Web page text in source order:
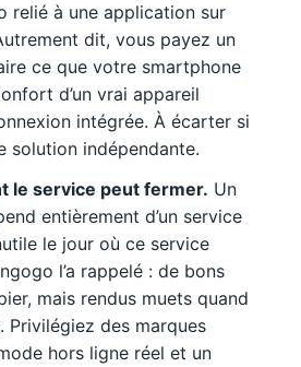
relié à une application sur
dit, vous payez un
ce que votre smartphone
d’un vrai appareil
intégrée. À écarter si
solution indépendante.
le service peut fermer. Un
entièrement d’un service
le jour où ce service
l’a rappelé : de bons
mais rendus muets quand
Privilégiez des marques
hors ligne réel et un